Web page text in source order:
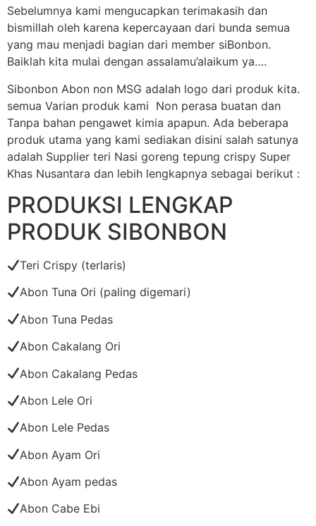
Sebelumnya kami mengucapkan terimakasih dan
bismillah oleh karena kepercayaan dari bunda semua
yang mau menjadi bagian dari member siBonbon.
Baiklah kita mulai dengan assalamu’alaikum ya….
Sibonbon Abon non MSG adalah logo dari produk kita.
semua Varian produk kami Non perasa buatan dan
Tanpa bahan pengawet kimia apapun. Ada beberapa
produk utama yang kami sediakan disini salah satunya
adalah Supplier teri Nasi goreng tepung crispy Super
Khas Nusantara dan lebih lengkapnya sebagai berikut :
PRODUKSI LENGKAP
PRODUK SIBONBON
Teri Crispy (terlaris)
Abon Tuna Ori (paling digemari)
Abon Tuna Pedas
Abon Cakalang Ori
Abon Cakalang Pedas
Abon Lele Ori
Abon Lele Pedas
Abon Ayam Ori
Abon Ayam pedas
Abon Cabe Ebi